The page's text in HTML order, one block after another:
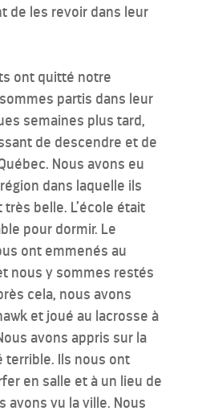
de les revoir dans leur
ont quitté notre
partis dans leur
semaines plus tard,
de descendre et de
Nous avons eu
dans laquelle ils
belle. L’école était
pour dormir. Le
ont emmenés au
nous y sommes restés
cela, nous avons
et joué au lacrosse à
avons appris sur la
terrible. Ils nous ont
en salle et à un lieu de
avons vu la ville. Nous